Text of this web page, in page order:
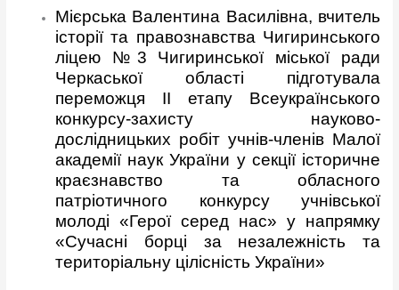
Мієрська Валентина Василівна, вчитель
історії та правознавства Чигиринського
ліцею №3 Чигиринської міської ради
Черкаської області підготувала
переможця ІІ етапу Всеукраїнського
конкурсу-захисту науково-
дослідницьких робіт учнів-членів Малої
академії наук України у секції історичне
краєзнавство та обласного
патріотичного конкурсу учнівської
молоді «Герої серед нас» у напрямку
«Сучасні борці за незалежність та
територіальну цілісність України»